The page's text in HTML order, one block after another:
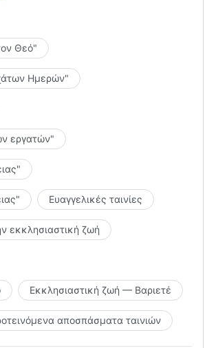
Θεό"
Ημερών"
εργατών"
Ευαγγελικές ταινίες
εκκλησιαστική ζωή
Εκκλησιαστική ζωή — Βαριετέ
αποσπάσματα ταινιών